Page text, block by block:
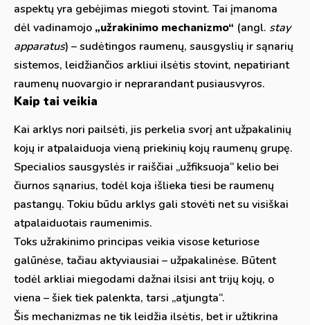
aspektų yra gebėjimas miegoti stovint. Tai įmanoma
dėl vadinamojo „užrakinimo mechanizmo“ (angl. stay
apparatus) – sudėtingos raumenų, sausgyslių ir sąnarių
sistemos, leidžiančios arkliui ilsėtis stovint, nepatiriant
raumenų nuovargio ir neprarandant pusiausvyros.
Kaip tai veikia
Kai arklys nori pailsėti, jis perkelia svorį ant užpakalinių
kojų ir atpalaiduoja vieną priekinių kojų raumenų grupę.
Specialios sausgyslės ir raiščiai „užfiksuoja“ kelio bei
čiurnos sąnarius, todėl koja išlieka tiesi be raumenų
pastangų. Tokiu būdu arklys gali stovėti net su visiškai
atpalaiduotais raumenimis.
Toks užrakinimo principas veikia visose keturiose
galūnėse, tačiau aktyviausiai – užpakalinėse. Būtent
todėl arkliai miegodami dažnai ilsisi ant trijų kojų, o
viena – šiek tiek palenkta, tarsi „atjungta“.
Šis mechanizmas ne tik leidžia ilsėtis, bet ir užtikrina